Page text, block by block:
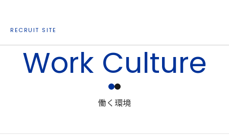
RECRUIT SITE
Work Culture
働く環境